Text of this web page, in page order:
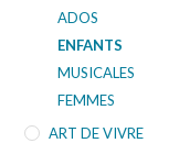
ADOS
ENFANTS
MUSICALES
FEMMES
ART DE VIVRE